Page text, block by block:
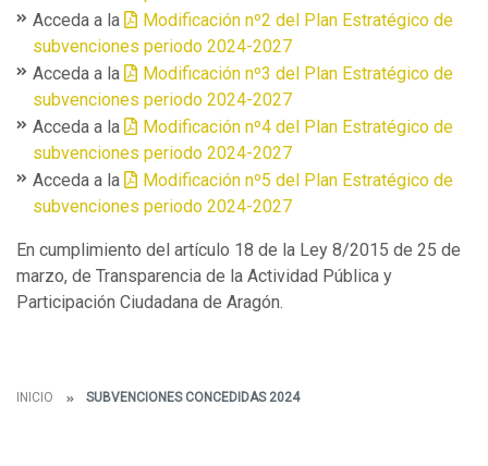
Acceda a la
Modificación nº2 del Plan Estratégico de
subvenciones periodo 2024-2027
Acceda a la
Modificación nº3 del Plan Estratégico de
subvenciones periodo 2024-2027
Acceda a la
Modificación nº4 del Plan Estratégico de
subvenciones periodo 2024-2027
Acceda a la
Modificación nº5 del Plan Estratégico de
subvenciones periodo 2024-2027
En cumplimiento del artículo 18 de la Ley 8/2015 de 25 de
marzo, de Transparencia de la Actividad Pública y
Participación Ciudadana de Aragón.
INICIO SUBVENCIONES CONCEDIDAS 2024